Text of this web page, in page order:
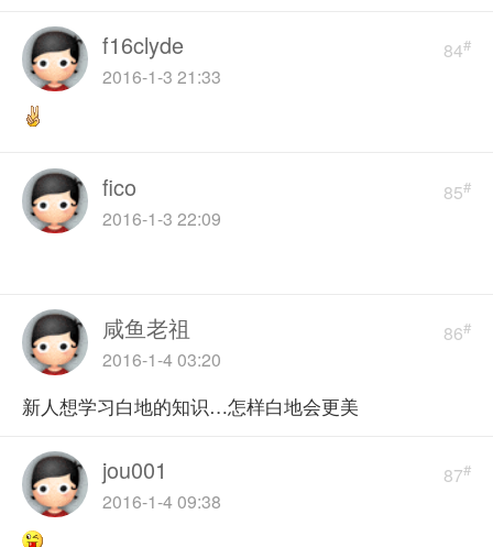
84#
f16clyde
2016-1-3 21:33
85#
fico
2016-1-3 22:09
86#
咸鱼老祖
2016-1-4 03:20
新人想学习白地的知识…怎样白地会更美
87#
jou001
2016-1-4 09:38